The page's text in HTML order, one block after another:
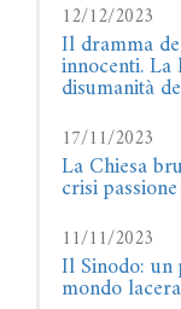
12/12/2023
Il dramma
innocenti.
disumanità
17/11/2023
La Chiesa
crisi
11/11/2023
Il Sinodo: un
mondo